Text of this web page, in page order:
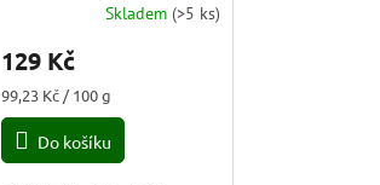
produktu
5,0
5
Skladem(>5 ks)
129 Kč
Měrná
cena:
99,23 Kč / 100 g
Do košíku